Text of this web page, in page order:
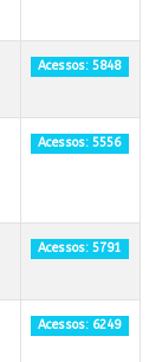
Acessos: 5848
Acessos: 5556
Acessos: 5791
Acessos: 6249